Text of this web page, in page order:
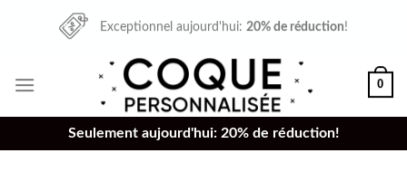
Exceptionnel aujourd'hui: 20% de réduction!
0
Seulement aujourd'hui: 20% de réduction!